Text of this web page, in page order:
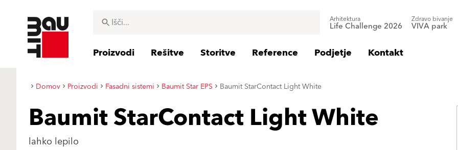
Arhitektura
Life Challenge 2026
Zdravo bivanje
VIVA park
Proizvodi Rešitve Storitve Reference Podjetje Kontakt
Domov Proizvodi Fasadni sistemi Baumit Star EPS Baumit StarContact Light White
Baumit StarContact Light White
lahko lepilo